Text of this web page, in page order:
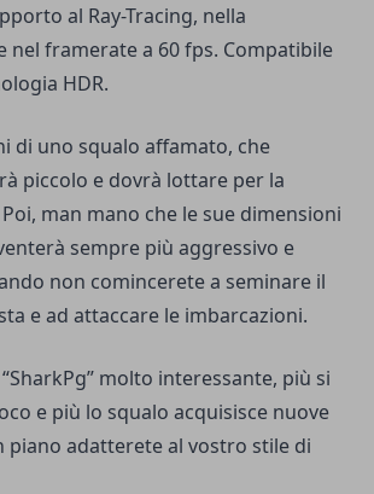
al Ray-Tracing, nella
nel framerate a 60 fps. Compatibile
HDR.
di uno squalo affamato, che
piccolo e dovrà lottare per la
man mano che le sue dimensioni
sempre più aggressivo e
non comincerete a seminare il
e ad attaccare le imbarcazioni.
molto interessante, più si
e più lo squalo acquisisce nuove
piano adatterete al vostro stile di